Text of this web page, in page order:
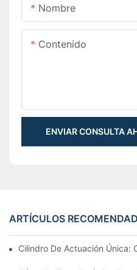
Nombre
Contenido
ENVIAR CONSULTA
ARTÍCULOS
Cilindro De Actuación Única: